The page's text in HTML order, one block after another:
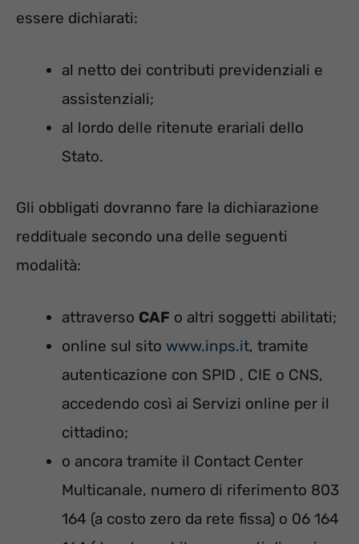
essere dichiarati:
al netto dei contributi previdenziali e
assistenziali;
al lordo delle ritenute erariali dello
Stato.
Gli obbligati dovranno fare la dichiarazione
reddituale secondo una delle seguenti
modalità:
attraverso CAF o altri soggetti abilitati;
online sul sito www.inps.it, tramite
autenticazione con SPID , CIE o CNS,
accedendo così ai Servizi online per il
cittadino;
o ancora tramite il Contact Center
Multicanale, numero di riferimento 803
164 (a costo zero da rete fissa) o 06 164